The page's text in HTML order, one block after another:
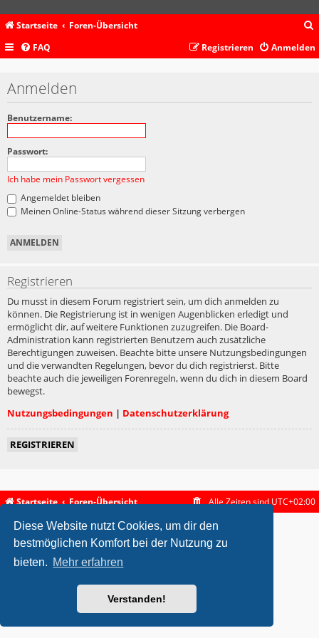
Diese Website nutzt Cookies, um dir den
bestmöglichen Komfort bei der Nutzung zu
bieten. Mehr erfahren
Verstanden!
Startseite Foren-Übersicht
c
FAQ Anmelden
Registrieren
Anmelden
Benutzername:
Passwort:
Ich habe mein Passwort vergessen
Angemeldet bleiben
Meinen Online-Status während dieser Sitzung verbergen
Registrieren
Du musst in diesem Forum registriert sein, um dich anmelden zu
können. Die Registrierung ist in wenigen Augenblicken erledigt und
ermöglicht dir, auf weitere Funktionen zuzugreifen. Die Board-
Administration kann registrierten Benutzern auch zusätzliche
Berechtigungen zuweisen. Beachte bitte unsere Nutzungsbedingungen
und die verwandten Regelungen, bevor du dich registrierst. Bitte
beachte auch die jeweiligen Forenregeln, wenn du dich in diesem Board
bewegst.
Nutzungsbedingungen | Datenschutzerklärung
REGISTRIEREN
Startseite Foren-Übersicht Alle Zeiten sindUTC+02:00
metrolike style byEric SeguinUpdated for phpBB3.2 by
Powered byphpBB ® Forum Software © phpBB Limited
phpBB.de
Datenschutz